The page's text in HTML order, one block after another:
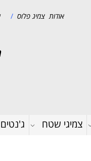
אודות צמיג פלוס/
צמיגי שטח